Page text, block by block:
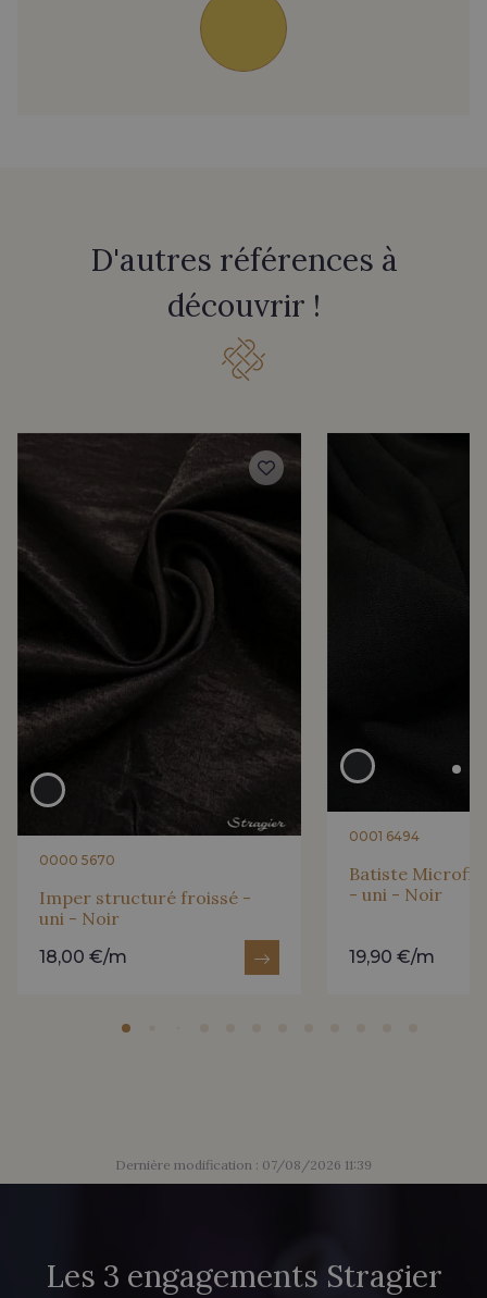
D'autres références à
découvrir !
0000 5670
Imper structuré froissé -
uni - Noir
18,00 €/m
0001 6494
Batiste
- uni - Noir
19,90 €/m
Dernière modification : 07/08/2026 11:39
Les 3 engagements Stragier